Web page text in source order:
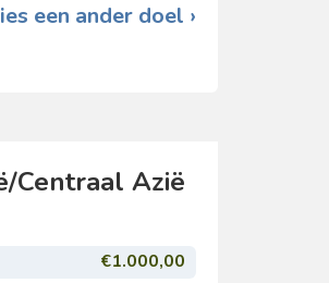
een ander doel ›
Centraal Azië
€1.000,00